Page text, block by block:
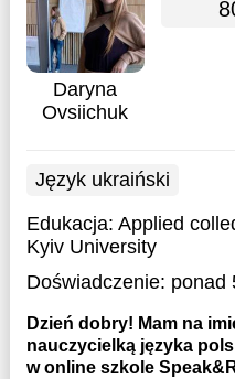
Daryna
Ovsiichuk
Język ukraiński
Edukacja: Applied
Kyiv University
Doświadczenie: ponad
Dzień dobry! Mam na
nauczycielką języka
w online szkole